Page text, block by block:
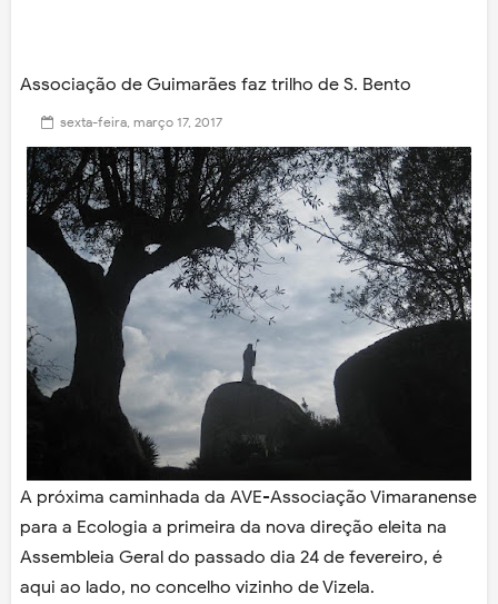
Associação de Guimarães faz trilho de S. Bento
sexta-feira, março 17, 2017
A próxima caminhada da AVE-Associação Vimaranense
para a Ecologia a primeira da nova direção eleita na
Assembleia Geral do passado dia 24 de fevereiro, é
aqui ao lado, no concelho vizinho de Vizela.